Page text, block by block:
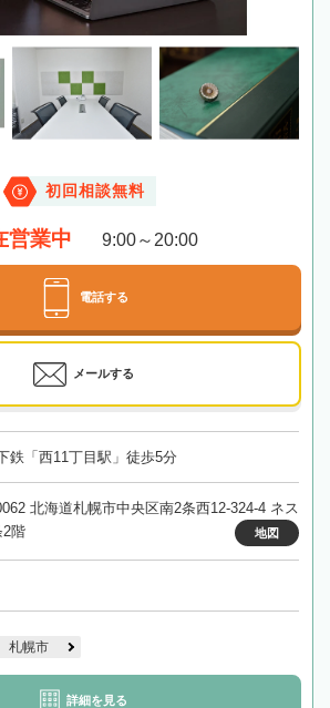
初回相談無料
営業中 9:00～20:00
電話する
メールする
鉄「西11丁目駅」徒歩5分
北海道札幌市中央区南2条西12-324-4 ネス
2階
地図
札幌市
詳細を見る